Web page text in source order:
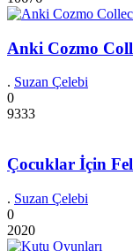
Anki Cozmo
. Suzan Çelebi
0
9333
Çocuklar İçin
. Suzan Çelebi
0
2020